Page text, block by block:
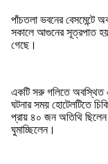
পাঁচতলা ভবনের বেসমেন্টে
সকালে আগুনের সূত্রপাত
গেছে।
একটি সরু গলিতে অবস্থিত
ঘটনার সময় হোটেলটিতে
প্রায় ৪০ জন অতিথি
ঘুমাচ্ছিলেন।